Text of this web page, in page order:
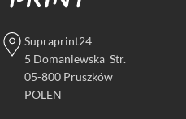
Supraprint24
5 Domaniewska Str.
05-800 Pruszków
POLEN